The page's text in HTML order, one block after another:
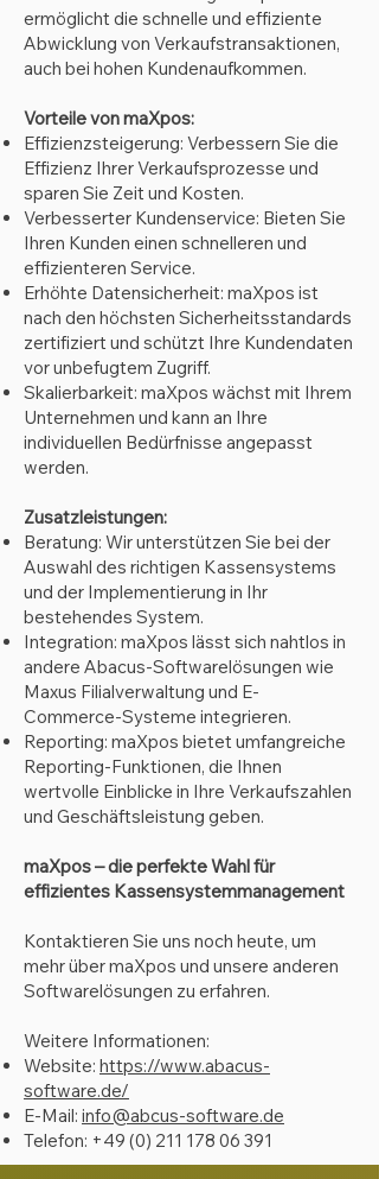
ermöglicht die schnelle und effiziente
Abwicklung von Verkaufstransaktionen,
auch bei hohen Kundenaufkommen.
Vorteile von maXpos:
Effizienzsteigerung: Verbessern Sie die
Effizienz Ihrer Verkaufsprozesse und
sparen Sie Zeit und Kosten.
Verbesserter Kundenservice: Bieten Sie
Ihren Kunden einen schnelleren und
effizienteren Service.
Erhöhte Datensicherheit: maXpos ist
nach den höchsten Sicherheitsstandards
zertifiziert und schützt Ihre Kundendaten
vor unbefugtem Zugriff.
Skalierbarkeit: maXpos wächst mit Ihrem
Unternehmen und kann an Ihre
individuellen Bedürfnisse angepasst
werden.
Zusatzleistungen:
Beratung: Wir unterstützen Sie bei der
Auswahl des richtigen Kassensystems
und der Implementierung in Ihr
bestehendes System.
Integration: maXpos lässt sich nahtlos in
andere Abacus-Softwarelösungen wie
Maxus Filialverwaltung und E-
Commerce-Systeme integrieren.
Reporting: maXpos bietet umfangreiche
Reporting-Funktionen, die Ihnen
wertvolle Einblicke in Ihre Verkaufszahlen
und Geschäftsleistung geben.
maXpos – die perfekte Wahl für
effizientes Kassensystemmanagement
Kontaktieren Sie uns noch heute, um
mehr über maXpos und unsere anderen
Softwarelösungen zu erfahren.
Weitere Informationen:
Website: https://www.abacus-
software.de/
E-Mail: info@abcus-software.de
Telefon: +49 (0) 211 178 06 391